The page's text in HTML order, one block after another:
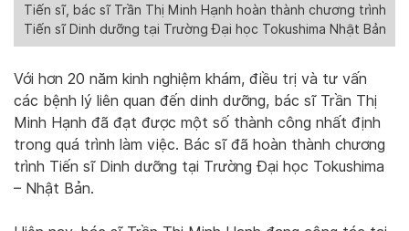
Tiến sĩ, bác sĩ Trần Thị Minh Hạnh hoàn thành chương trình
Tiến sĩ Dinh dưỡng tại Trường Đại học Tokushima Nhật Bản
Với hơn 20 năm kinh nghiệm khám, điều trị và tư vấn
các bệnh lý liên quan đến dinh dưỡng, bác sĩ Trần Thị
Minh Hạnh đã đạt được một số thành công nhất định
trong quá trình làm việc. Bác sĩ đã hoàn thành chương
trình Tiến sĩ Dinh dưỡng tại Trường Đại học Tokushima
– Nhật Bản.